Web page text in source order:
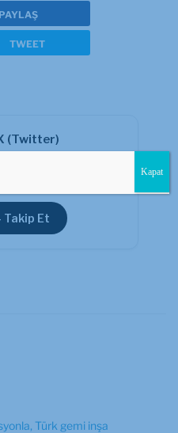
PAYLAŞ
TWEET
(Twitter)
Takip Et
Türk gemi inşa
Kapat